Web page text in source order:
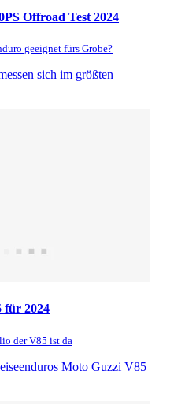
Offroad Test 2024
geeignet fürs Grobe?
sich im größten
für 2024
der V85 ist da
Moto Guzzi V85